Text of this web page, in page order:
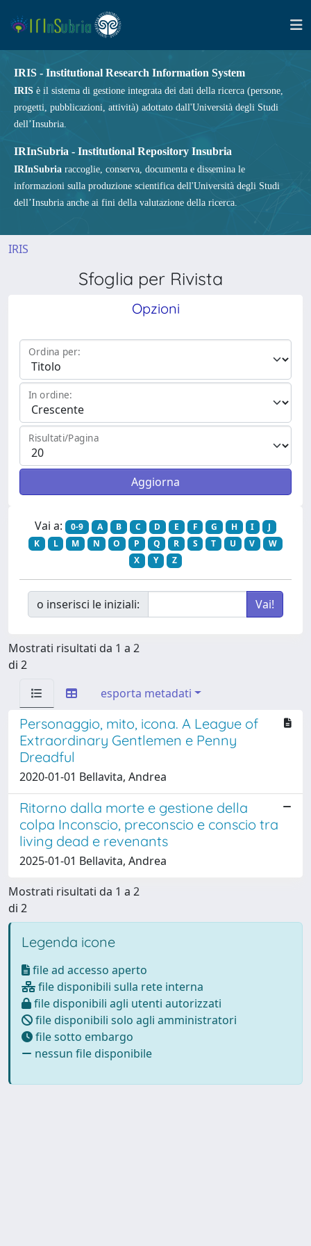
IRIS - Institutional Research Information System
IRIS è il sistema di gestione integrata dei dati della ricerca (persone,
progetti, pubblicazioni, attività) adottato dall'Università degli Studi
dell’Insubria.
IRInSubria - Institutional Repository Insubria
IRInSubria raccoglie, conserva, documenta e dissemina le
informazioni sulla produzione scientifica dell'Università degli Studi
dell’Insubria anche ai fini della valutazione della ricerca.
IRIS
Sfoglia per Rivista
Opzioni
Ordina per:
In ordine:
Risultati/Pagina
Vai a: 0-9 A B C D E F G H I
J
K
L M N O P Q R S T U V
W
X
Y Z
o inserisci le iniziali:
Mostrati risultati da 1 a 2
di 2
esporta metadati
Personaggio, mito, icona. A League of
Extraordinary Gentlemen e Penny
Dreadful
2020-01-01 Bellavita, Andrea
Ritorno dalla morte e gestione della
colpa Inconscio, preconscio e conscio tra
living dead e revenants
2025-01-01 Bellavita, Andrea
Mostrati risultati da 1 a 2
di 2
Legenda icone
file ad accesso aperto
file disponibili sulla rete interna
file disponibili agli utenti autorizzati
file disponibili solo agli amministratori
file sotto embargo
nessun file disponibile